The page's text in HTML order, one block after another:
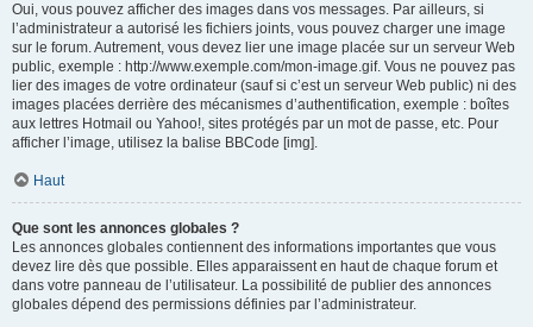
Oui, vous pouvez afficher des images dans vos messages. Par ailleurs, si
l’administrateur a autorisé les fichiers joints, vous pouvez charger une image
sur le forum. Autrement, vous devez lier une image placée sur un serveur Web
public, exemple : http://www.exemple.com/mon-image.gif. Vous ne pouvez pas
lier des images de votre ordinateur (sauf si c’est un serveur Web public) ni des
images placées derrière des mécanismes d’authentification, exemple : boîtes
aux lettres Hotmail ou Yahoo!, sites protégés par un mot de passe, etc. Pour
afficher l’image, utilisez la balise BBCode [img].
Haut
Que sont les annonces globales ?
Les annonces globales contiennent des informations importantes que vous
devez lire dès que possible. Elles apparaissent en haut de chaque forum et
dans votre panneau de l’utilisateur. La possibilité de publier des annonces
globales dépend des permissions définies par l’administrateur.